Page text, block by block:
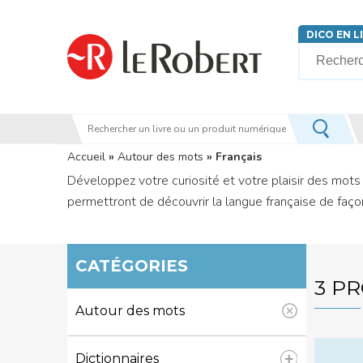
DICO EN
Vous êtes ici
Accueil » Autour des mots » Français
Développez votre curiosité et votre plaisir des
permettront de découvrir la langue française de
3
CATÉGORIES
Autour des mots
Dictionnaires Apply Dictionnaires